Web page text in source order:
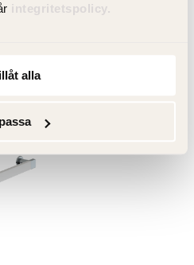
integritetspolicy.
alla